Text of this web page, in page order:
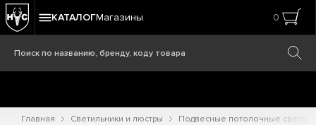
КАТАЛОГМагазины 0
Главная Светильники и люстры Подвесные потолочные